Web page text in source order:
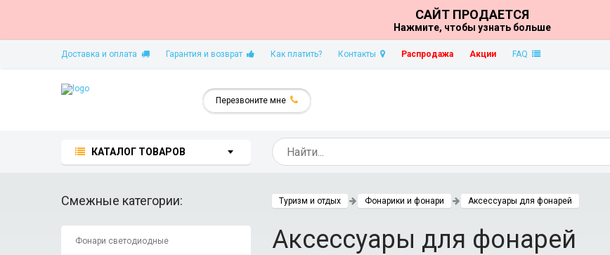
САЙТ ПРОДАЕТСЯ
Нажмите, чтобы узнать больше
Доставка и оплата Гарантия и возврат Как платить? Контакты Распродажа Акции FAQ
Перезвоните мне
КАТАЛОГ ТОВАРОВ
Смежные категории:
Фонари светодиодные
Туризм и отдых Фонарики и фонари Аксессуары для фонарей
Аксессуары для фонарей